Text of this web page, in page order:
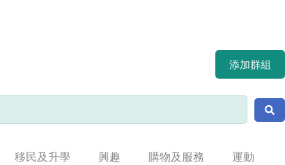
添加群組
移民及升學 興趣 購物及服務 運動